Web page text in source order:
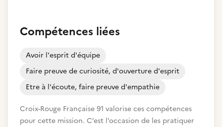
Compétences liées
Avoir l'esprit d'équipe
Faire preuve de curiosité, d'ouverture d'esprit
Etre à l'écoute, faire preuve d'empathie
Croix-Rouge Française 91 valorise ces compétences
pour cette mission. C’est l’occasion de les pratiquer